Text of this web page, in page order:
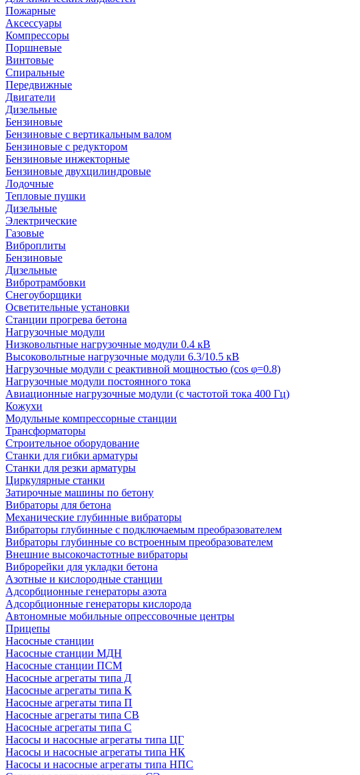
Пожарные
Аксессуары
Компрессоры
Поршневые
Винтовые
Спиральные
Передвижные
Двигатели
Дизельные
Бензиновые
Бензиновые с вертикальным валом
Бензиновые с редуктором
Бензиновые инжекторные
Бензиновые двухцилиндровые
Лодочные
Тепловые пушки
Дизельные
Электрические
Газовые
Виброплиты
Бензиновые
Дизельные
Вибротрамбовки
Снегоуборщики
Осветительные установки
Станции прогрева бетона
Нагрузочные модули
Низковольтные нагрузочные модули 0.4 кВ
Высоковольтные нагрузочные модули 6.3/10.5 кВ
Нагрузочные модули с реактивной мощностью (cos φ=0.8)
Нагрузочные модули постоянного тока
Авиационные нагрузочные модули (с частотой тока 400 Гц)
Кожухи
Модульные компрессорные станции
Трансформаторы
Строительное оборудование
Станки для гибки арматуры
Станки для резки арматуры
Циркулярные станки
Затирочные машины по бетону
Вибраторы для бетона
Механические глубинные вибраторы
Вибраторы глубинные с подключаемым преобразователем
Вибраторы глубинные со встроенным преобразователем
Внешние высокочастотные вибраторы
Виброрейки для укладки бетона
Азотные и кислородные станции
Адсорбционные генераторы азота
Адсорбционные генераторы кислорода
Автономные мобильные опрессовочные центры
Прицепы
Насосные станции
Насосные станции МДН
Насосные станции ПСМ
Насосные агрегаты типа Д
Насосные агрегаты типа К
Насосные агрегаты типа П
Насосные агрегаты типа СВ
Насосные агрегаты типа С
Насосы и насосные агрегаты типа ЦГ
Насосы и насосные агрегаты типа НК
Насосы и насосные агрегаты типа НПС